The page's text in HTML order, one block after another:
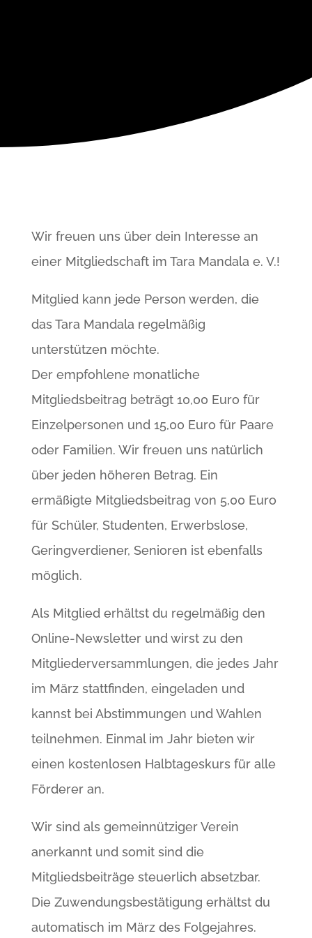
Wir freuen uns über dein Interesse an
einer Mitgliedschaft im Tara Mandala e. V.!
Mitglied kann jede Person werden, die
das Tara Mandala regelmäßig
unterstützen möchte.
Der empfohlene monatliche
Mitgliedsbeitrag beträgt 10,00 Euro für
Einzelpersonen und 15,00 Euro für Paare
oder Familien. Wir freuen uns natürlich
über jeden höheren Betrag. Ein
ermäßigte Mitgliedsbeitrag von 5,00 Euro
für Schüler, Studenten, Erwerbslose,
Geringverdiener, Senioren ist ebenfalls
möglich.
Als Mitglied erhältst du regelmäßig den
Online-Newsletter und wirst zu den
Mitgliederversammlungen, die jedes Jahr
im März stattfinden, eingeladen und
kannst bei Abstimmungen und Wahlen
teilnehmen. Einmal im Jahr bieten wir
einen kostenlosen Halbtageskurs für alle
Förderer an.
Wir sind als gemeinnütziger Verein
anerkannt und somit sind die
Mitgliedsbeiträge steuerlich absetzbar.
Die Zuwendungsbestätigung erhältst du
automatisch im März des Folgejahres.